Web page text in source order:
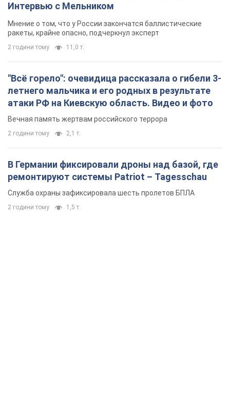
Интервью с Мельником
Мнение о том, что у России закончатся баллистические
ракеты, крайне опасно, подчеркнул эксперт
2 години тому 11,0 т.
"Всё горело": очевидица рассказала о гибели 3-
летнего мальчика и его родных в результате
атаки РФ на Киевскую область. Видео и фото
Вечная память жертвам российского террора
2 години тому 2,1 т.
В Германии фиксировали дроны над базой, где
ремонтируют системы Patriot – Tagesschau
Служба охраны зафиксировала шесть пролетов БПЛА
2 години тому 1,5 т.